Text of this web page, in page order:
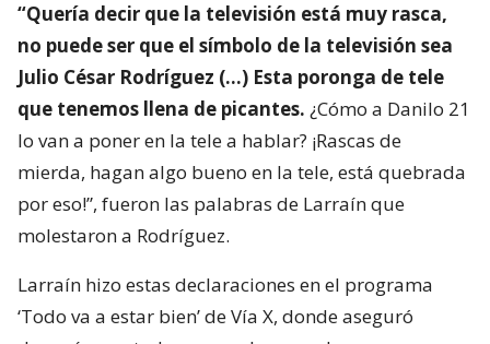
“Quería decir que la televisión está muy rasca,
no puede ser que el símbolo de la televisión sea
Julio César Rodríguez (…) Esta poronga de tele
que tenemos llena de picantes. ¿Cómo a Danilo 21
lo van a poner en la tele a hablar? ¡Rascas de
mierda, hagan algo bueno en la tele, está quebrada
por eso!”, fueron las palabras de Larraín que
molestaron a Rodríguez.
Larraín hizo estas declaraciones en el programa
‘Todo va a estar bien’ de Vía X, donde aseguró